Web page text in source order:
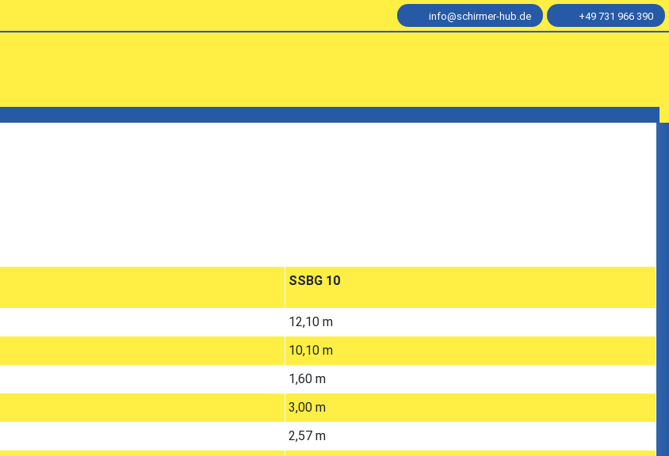
+49 731 966 390
info@schirmer-hub.de
SSBG 10
12,10 m
10,10 m
1,60 m
3,00 m
2,57 m